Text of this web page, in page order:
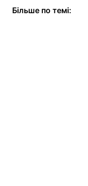
Більше по темі: